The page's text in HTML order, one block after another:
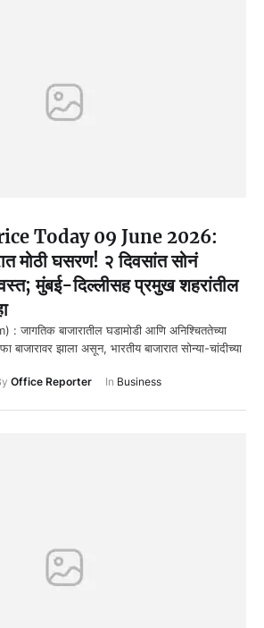
Today 09 June 2026:
मोठी घसरण! २ दिवसांत सोनं
मुंबई-दिल्लीसह प्रमुख शहरांतील
बाजारातील घडामोडी आणि अनिश्चिततेच्या
बाजारावर झाला असून, भारतीय बाजारात सोन्या-चांदीच्या
Office Reporter In Business